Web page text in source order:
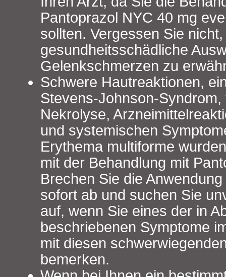
Pantoprazol NYC 40 mg
sollten. Vergessen Sie
gesundheitsschädliche
Gelenkschmerzen zu
Schwere Hautreaktionen,
Nekrolyse,
und systemischen
Erythema multiforme
mit der Behandlung mit
Brechen Sie die
sofort ab und suchen Sie
auf, wenn Sie eines der in
beschriebenen Symptome
mit diesen
bemerken.